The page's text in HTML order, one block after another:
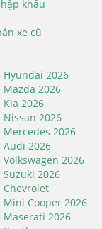
khẩu
xe cũ
Hyundai 2026
Mazda 2026
Kia 2026
Nissan 2026
Mercedes 2026
Audi 2026
Volkswagen 2026
Suzuki 2026
Chevrolet
Mini Cooper 2026
Maserati 2026